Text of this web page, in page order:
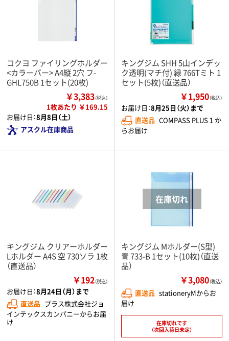
コクヨ ファイリングホルダー
<カラーバー> A4縦 2穴 フ-
GHL750B 1セット(20枚)
￥3,383（税込）
1枚あたり ￥169.15
お届け日：8月8日（土）
アスクル在庫商品
キングジム SHH 5山インデッ
ク透明(マチ付) 緑 766Tミト 1
セット(5枚)（直送品）
￥1,950（税込）
お届け日：8月25日（火）まで
直送品 COMPASS PLUS１か
らお届け
キングジム クリアーホルダー
Lホルダー A4S 空 730ソラ 1枚
（直送品）
￥192（税込）
お届け日：8月24日（月）まで
直送品 プラス株式会社ジョ
インテックスカンパニーからお届
け
キングジム Mホルダー(S型)
青 733-B 1セット(10枚)（直送
品）
￥3,080（税込）
直送品 stationeryMからお
届け
在庫切れです
（次回入荷日未定）